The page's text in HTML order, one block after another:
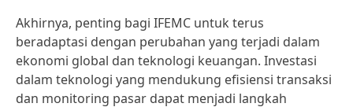
Akhirnya, penting bagi IFEMC untuk terus
beradaptasi dengan perubahan yang terjadi dalam
ekonomi global dan teknologi keuangan. Investasi
dalam teknologi yang mendukung efisiensi transaksi
dan monitoring pasar dapat menjadi langkah